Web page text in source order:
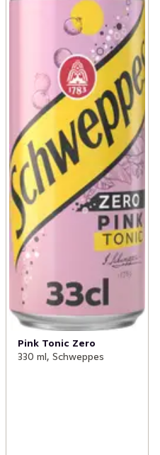
Pink Tonic Zero
330 ml, Schweppes